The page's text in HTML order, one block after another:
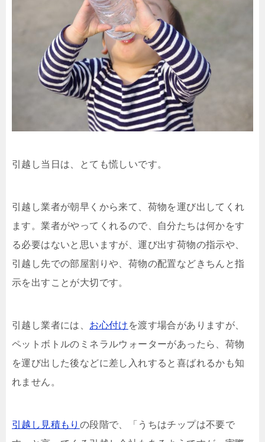
引越し当日は、とても慌しいです。
引越し業者が朝早くから来て、荷物を運び出してくれ
ます。業者がやってくれるので、自分たちは何かをす
る必要はないと思いますが、運び出す荷物の指示や、
引越し先での部屋割りや、荷物の配置などきちんと指
示を出すことが大切です。
引越し業者には、 お心付け を渡す場合がありますが、
ペットボトルのミネラルウォーターがあったら、荷物
を運び出した後などに差し入れすると喜ばれるかも知
れません。
引越し見積もり の段階で、「うちはチップは不要で